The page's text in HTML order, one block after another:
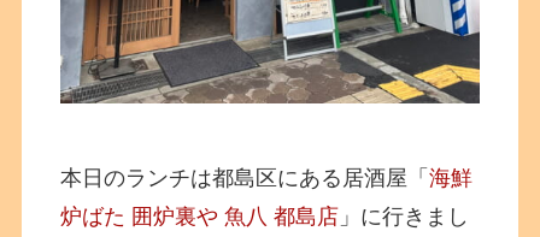
本日のランチは都島区にある居酒屋「海鮮
炉ばた 囲炉裏や 魚八 都島店 」に行きまし